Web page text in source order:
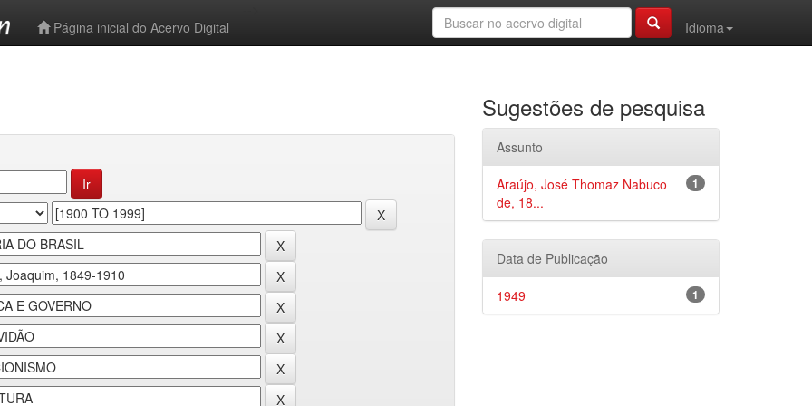
Página inicial do Acervo Digital
Idioma
Sugestões de pesquisa
Assunto
1
Araújo, José Thomaz Nabuco
de, 18...
Data de Publicação
1
1949